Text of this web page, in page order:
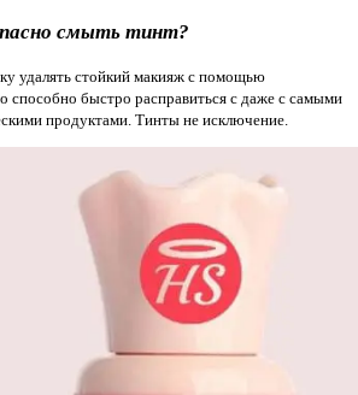
смыть тинт?
удалять стойкий макияж с помощью
способно быстро расправиться с даже с самыми
продуктами. Тинты не исключение.